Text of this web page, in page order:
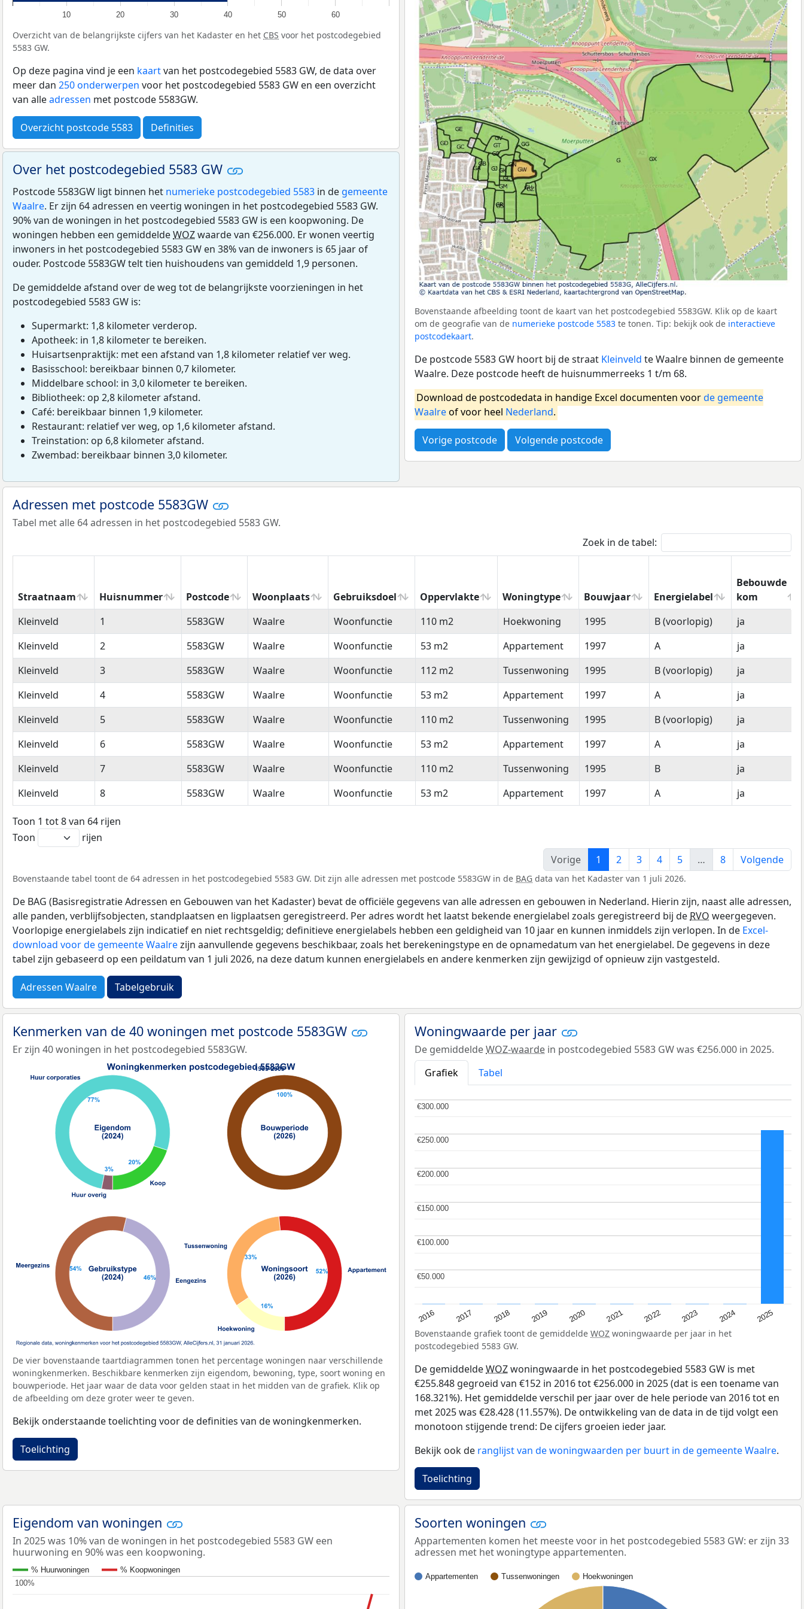
10 20 30 40 50 60
Overzicht van de belangrijkste cijfers van het Kadaster en het CBS voor het postcodegebied
5583 GW.
Op deze pagina vind je een kaartvan het postcodegebied 5583 GW, de data over
meer dan 250 onderwerpen voor het postcodegebied 5583 GW en een overzicht
van alleadressen met postcode 5583GW.
Overzicht postcode 5583 Definities
Over het postcodegebied 5583 GW
Postcode 5583GW ligt binnen het numerieke postcodegebied 5583 in de gemeente
Waalre. Er zijn 64 adressen en veertig woningen in het postcodegebied 5583 GW.
90% van de woningen in het postcodegebied 5583 GW is een koopwoning. De
woningen hebben een gemiddeldeWOZwaarde van €256.000. Er wonen veertig
inwoners in het postcodegebied 5583 GW en 38% van de inwoners is 65 jaar of
ouder. Postcode 5583GW telt tien huishoudens van gemiddeld 1,9 personen.
De gemiddelde afstand over de weg tot de belangrijkste voorzieningen in het
postcodegebied 5583 GW is:
Supermarkt: 1,8 kilometer verderop.
Apotheek: in 1,8 kilometer te bereiken.
Huisartsenpraktijk: met een afstand van 1,8 kilometer relatief ver weg.
Basisschool: bereikbaar binnen 0,7 kilometer.
Middelbare school: in 3,0 kilometer te bereiken.
Bibliotheek: op 2,8 kilometer afstand.
Café: bereikbaar binnen 1,9 kilometer.
Restaurant: relatief ver weg, op 1,6 kilometer afstand.
Treinstation: op 6,8 kilometer afstand.
Zwembad: bereikbaar binnen 3,0 kilometer.
Bovenstaande afbeelding toont de kaart van het postcodegebied 5583GW. Klik op de kaart
om de geografie van de numerieke postcode 5583 te tonen. Tip: bekijk ook de interactieve
postcodekaart.
De postcode 5583 GW hoort bij de straat Kleinveld te Waalre binnen de gemeente
Waalre. Deze postcode heeft de huisnummerreeks 1 t/m 68.
Download de postcodedata in handige Excel documenten voorde gemeente
Waalreof voor heel Nederland.
Vorige postcode Volgende postcode
Adressen met postcode 5583GW
Tabel met alle 64 adressen in het postcodegebied 5583 GW.
Zoek in de tabel:
Straatnaam Huisnummer Postcode Woonplaats Gebruiksdoel Oppervlakte Woningtype Bouwjaar Energielabel
Bebouwde
kom
Straatnaam
Huisnummer Postcode Woonplaats Gebruiksdoel Oppervlakte Woningtype Bouwjaar Energielabel
Bebouwde
kom
Kleinveld 1 5583GW Waalre Woonfunctie 110 m2 Hoekwoning 1995 B (voorlopig)
ja
Kleinveld
2 5583GW Waalre Woonfunctie 53 m2 Appartement 1997 A
ja
Kleinveld
3 5583GW Waalre Woonfunctie 112 m2 Tussenwoning 1995 B (voorlopig)
ja
Kleinveld
4 5583GW Waalre Woonfunctie 53 m2 Appartement 1997 A
ja
Kleinveld
5 5583GW Waalre Woonfunctie 110 m2 Tussenwoning 1995 B (voorlopig)
ja
Kleinveld
6 5583GW Waalre Woonfunctie 53 m2 Appartement 1997 A
ja
Kleinveld
7 5583GW Waalre Woonfunctie 110 m2 Tussenwoning 1995 B
ja
Kleinveld
8 5583GW Waalre Woonfunctie 53 m2 Appartement 1997 A ja
Toon 1 tot 8 van 64 rijen
Toon
rijen
Vorige
1 2 3 4 5 … 8 Volgende
Bovenstaande tabel toont de 64 adressen in het postcodegebied 5583 GW. Dit zijn alle adressen met postcode 5583GW in de BAG data van het Kadaster van 1 juli 2026.
De BAG (Basisregistratie Adressen en Gebouwen van het Kadaster) bevat de officiële gegevens van alle adressen en gebouwen in Nederland. Hierin zijn, naast alle adressen,
alle panden, verblijfsobjecten, standplaatsen en ligplaatsen geregistreerd. Per adres wordt het laatst bekende energielabel zoals geregistreerd bij de RVO weergegeven.
Voorlopige energielabels zijn indicatief en niet rechtsgeldig; definitieve energielabels hebben een geldigheid van 10 jaar en kunnen inmiddels zijn verlopen. In de Excel-
download voor de gemeente Waalrezijn aanvullende gegevens beschikbaar, zoals het berekeningstype en de opnamedatum van het energielabel. De gegevens in deze
tabel zijn gebaseerd op een peildatum van 1 juli 2026, na deze datum kunnen energielabels en andere kenmerken zijn gewijzigd of opnieuw zijn vastgesteld.
Adressen Waalre Tabelgebruik
Kenmerken van de 40 woningen met postcode 5583GW
Er zijn 40 woningen in het postcodegebied 5583GW.
De vier bovenstaande taartdiagrammen tonen het percentage woningen naar verschillende
woningkenmerken. Beschikbare kenmerken zijn eigendom, bewoning, type, soort woning en
bouwperiode. Het jaar waar de data voor gelden staat in het midden van de grafiek. Klik op
de afbeelding om deze groter weer te geven.
Bekijk onderstaande toelichting voor de definities van de woningkenmerken.
Toelichting
Woningwaarde per jaar
De gemiddeldeWOZ-waarde in postcodegebied 5583 GW was €256.000 in 2025.
Grafiek
Tabel
2016 2017 2018 2019 2020 2021 2022 2023 2024 2025
€50.000
€50.000
€100.000
€100.000
€150.000
€150.000
€200.000
€200.000
€250.000
€250.000
€300.000
€300.000
Bovenstaande grafiek toont de gemiddelde WOZ woningwaarde per jaar in het
postcodegebied 5583 GW.
De gemiddeldeWOZwoningwaarde in het postcodegebied 5583 GW is met
€255.848 gegroeid van €152 in 2016 tot €256.000 in 2025 (dat is een toename van
168.321%). Het gemiddelde verschil per jaar over de hele periode van 2016 tot en
met 2025 was €28.428 (11.557%). De ontwikkeling van de data in de tijd volgt een
monotoon stijgende trend: De cijfers groeien ieder jaar.
Bekijk ook de ranglijst van de woningwaarden per buurt in de gemeente Waalre.
Toelichting
Eigendom van woningen
In 2025 was 10% van de woningen in het postcodegebied 5583 GW een
huurwoning en 90% was een koopwoning.
% Huurwoningen
% Koopwoningen
100%
100%
Soorten woningen
Appartementen komen het meeste voor in het postcodegebied 5583 GW: er zijn 33
adressen met het woningtype appartementen.
Appartementen Tussenwoningen Hoekwoningen